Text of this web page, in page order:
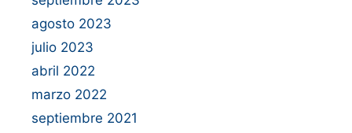
agosto 2023
julio 2023
abril 2022
marzo 2022
septiembre 2021